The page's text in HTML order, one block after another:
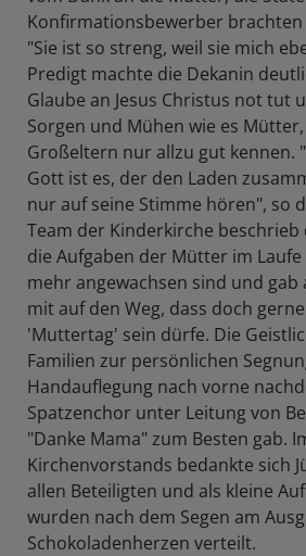
Konfirmationsbewerber brachten
"Sie ist so streng, weil sie mich
Predigt machte die Dekanin
Glaube an Jesus Christus not tut
Sorgen und Mühen wie es
Großeltern nur allzu gut kennen.
Gott ist es, der den Laden
nur auf seine Stimme hören", so
Team der Kinderkirche beschrieb
die Aufgaben der Mütter im
mehr angewachsen sind und gab
mit auf den Weg, dass doch
'Muttertag' sein dürfe. Die
Familien zur persönlichen
Handauflegung nach vorne
Spatzenchor unter Leitung von
"Danke Mama" zum Besten gab.
Kirchenvorstands bedankte sich
allen Beteiligten und als kleine
wurden nach dem Segen am
Schokoladenherzen verteilt.